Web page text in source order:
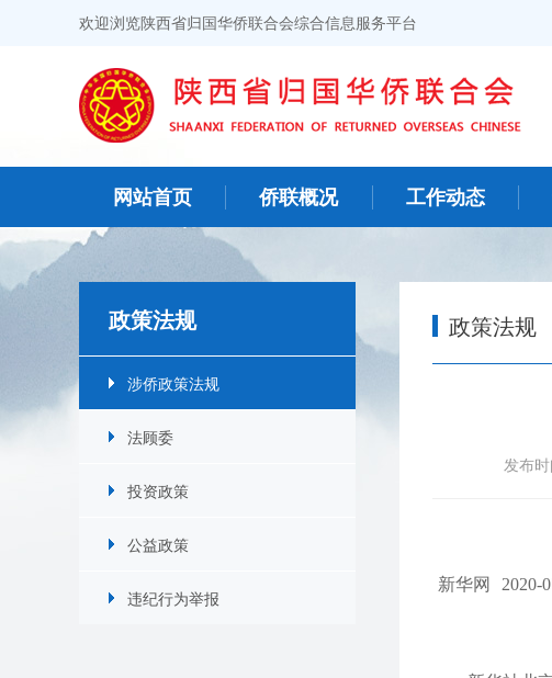
欢迎浏览陕西省归国华侨联合会综合信息服务平台
网站首页 侨联概况 工作动态
政策法规
涉侨政策法规
法顾委
投资政策
公益政策
违纪行为举报
政策法规
发布
新华网 2020-